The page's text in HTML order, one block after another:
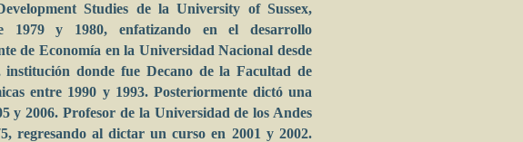
Studies de la University of Sussex,
1979 y 1980, enfatizando en el desarrollo
de Economía en la Universidad Nacional desde
institución donde fue Decano de la Facultad de
entre 1990 y 1993. Posteriormente dictó una
y 2006. Profesor de la Universidad de los Andes
regresando al dictar un curso en 2001 y 2002.